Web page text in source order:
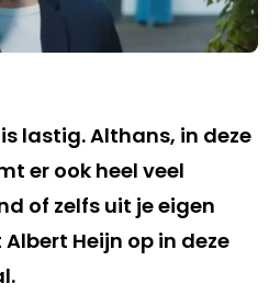
lastig. Althans, in deze
er ook heel veel
of zelfs uit je eigen
Heijn op in deze